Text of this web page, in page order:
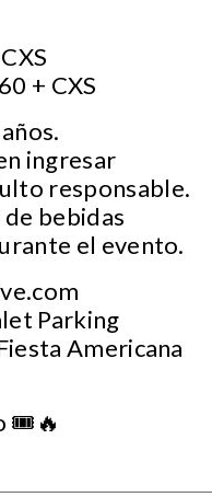
+ CXS
ingresar
responsable.
bebidas
el evento.
Parking
Americana
🎟🔥